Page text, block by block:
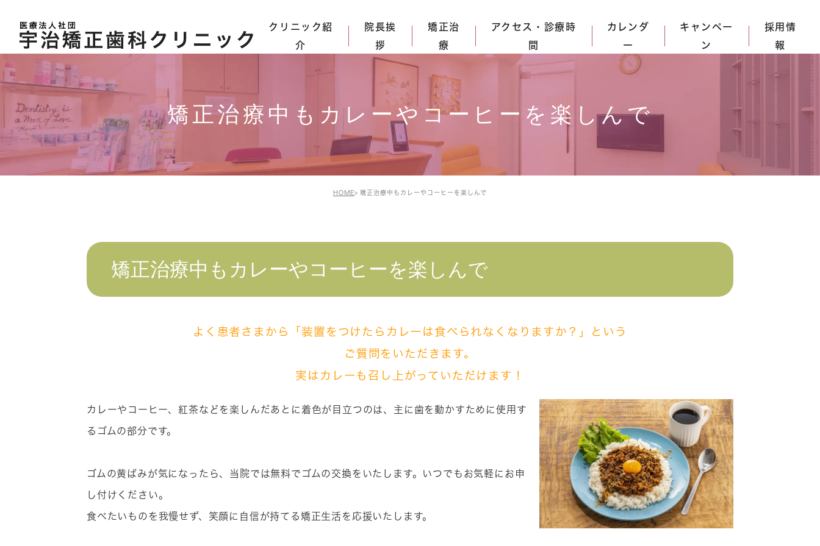
クリニック紹
介
>設備紹介
院長挨
拶
院長挨拶・スタッフ紹介
矯正治
療
>大人の矯正
> 子どもの矯正
治療の流れと料金
> 結婚式を迎える方へ
>矯正治療中もカレーや
コーヒーを楽しんで
>矯正治療中も"かわいく・
アクセス・診療時
間
カレンダ
ー
キャンペー
ン
採用情
報
矯正治療中もカレーやコーヒーを楽しんで
HOME 矯正治療中もカレーやコーヒーを楽しんで
矯正治療中もカレーやコーヒーを楽しんで
よく患者さまから「装置をつけたらカレーは食べられなくなりますか？」という
ご質問をいただきます。
実はカレーも召し上がっていただけます！
カレーやコーヒー、紅茶などを楽しんだあとに着色が目立つのは、主に歯を動かすために使用す
るゴムの部分です。
ゴムの黄ばみが気になったら、当院では無料でゴムの交換をいたします。いつでもお気軽にお申
し付けください。
食べたいものを我慢せず、笑顔に自信が持てる矯正生活を応援いたします。